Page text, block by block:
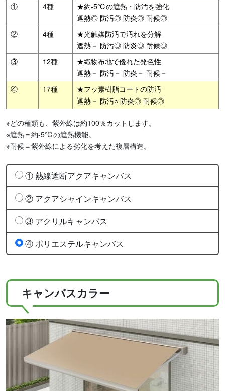
①
4種
★約-5℃の遮熱・防汚を強化
遮熱◎ 防汚◎ 防炎◎ 耐候◎
②
4種
★光触媒防汚で汚れを分解
遮熱－ 防汚◎ 防炎◎ 耐候◎
③
12種
★織物布地で優れた発色性
遮熱－ 防汚－ 防炎－ 耐候－
④
17種
★フッ素樹脂コートの防汚
遮熱－ 防汚○ 防炎◎ 耐候◎
※どの種類も、紫外線は約100％カットします。
※遮熱＝約-5℃の遮熱機能。
※耐候＝紫外線による劣化を考えた複層構造。
① 熱線遮断アクアキャンバス
② アクアシャインキャンバス
③ アクリルキャンバス
④ ポリエステルキャンバス
キャンバスカラー